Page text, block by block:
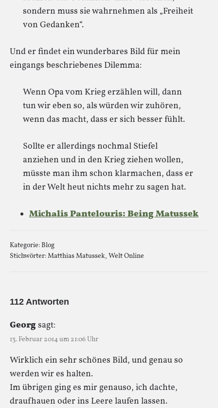
sondern muss sie wahrnehmen als „Freiheit
von Gedanken“.
Und er findet ein wunderbares Bild für mein
eingangs beschriebenes Dilemma:
Wenn Opa vom Krieg erzählen will, dann
tun wir eben so, als würden wir zuhören,
wenn das macht, dass er sich besser fühlt.
Sollte er allerdings nochmal Stiefel
anziehen und in den Krieg ziehen wollen,
müsste man ihm schon klarmachen, dass er
in der Welt heut nichts mehr zu sagen hat.
Michalis Pantelouris: Being Matussek
Kategorie:Blog
Stichwörter:Matthias Matussek, Welt Online
112 Antworten
Georgsagt:
13. Februar 2014 um 21:06 Uhr
Wirklich ein sehr schönes Bild, und genau so
werden wir es halten.
Im übrigen ging es mir genauso, ich dachte,
draufhauen oder ins Leere laufen lassen.